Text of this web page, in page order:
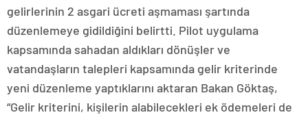
gelirlerinin 2 asgari ücreti aşmaması şartında
düzenlemeye gidildiğini belirtti. Pilot uygulama
kapsamında sahadan aldıkları dönüşler ve
vatandaşların talepleri kapsamında gelir kriterinde
yeni düzenleme yaptıklarını aktaran Bakan Göktaş,
“Gelir kriterini, kişilerin alabilecekleri ek ödemeleri de